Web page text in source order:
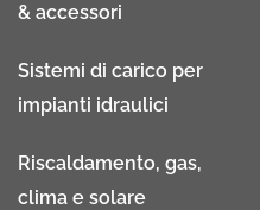
& accessori
Sistemi di carico per
impianti idraulici
Riscaldamento, gas,
clima e solare